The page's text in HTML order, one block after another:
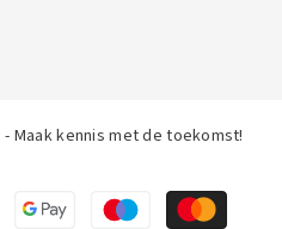
Maak kennis met de toekomst!
Betaalmethoden